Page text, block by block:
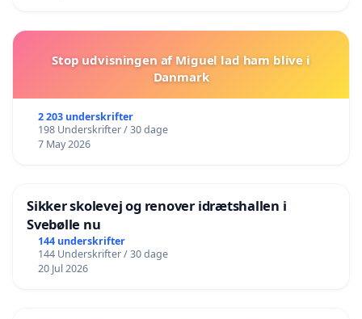
Stop udvisningen af Miguel lad ham blive i
Danmark
2 203 underskrifter
198 Underskrifter / 30 dage
7 May 2026
Sikker skolevej og renover idrætshallen i
Svebølle nu
144 underskrifter
144 Underskrifter / 30 dage
20 Jul 2026